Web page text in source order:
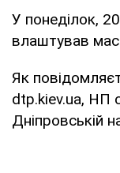
У понеділок,
влаштував
Як
dtp.kiev.ua, НП
Дніпровській